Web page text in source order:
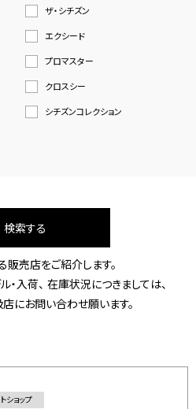
ザ・シチズン
エクシード
プロマスター
クロスシー
シチズンコレクション
検索する
販売店をご紹介します。
入荷、 在庫状況につきましては、
にお問い合わせ願います。
ショップ